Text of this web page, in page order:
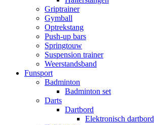
Griptrainer
Gymball
Optrekstang
Push-up bars
Springtouw
Suspension trainer
Weerstandsband
Funsport
Badminton
Badminton set
Darts
Dartbord
Elektronisch dartbord